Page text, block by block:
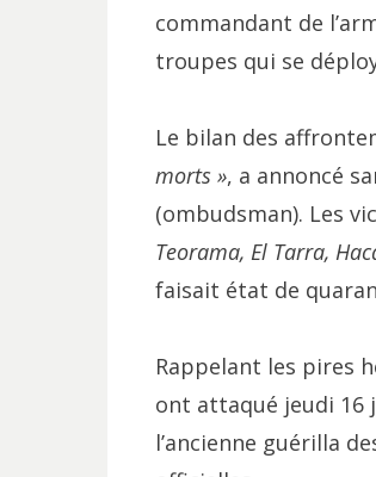
commandant de
troupes qui se
Le bilan des
morts », a annoncé
(ombudsman). Les
Teorama, El Tarra,
faisait état de
Rappelant les pires
ont attaqué jeudi 16
l’ancienne guérilla